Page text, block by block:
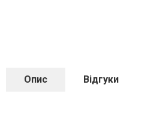
Опис Відгуки